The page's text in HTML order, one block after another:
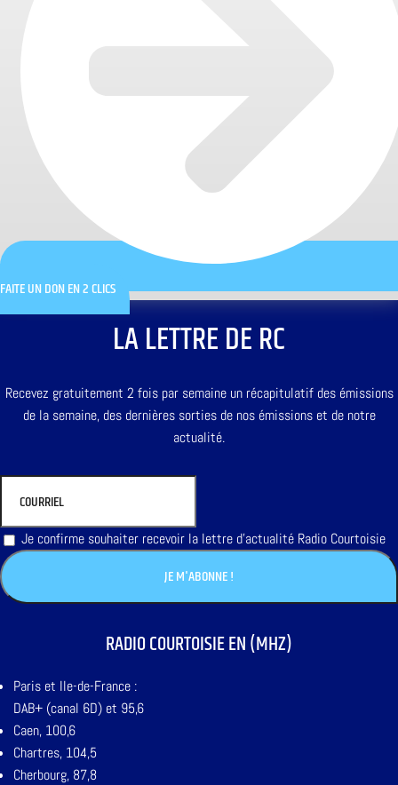
FAITE UN DON EN 2 CLICS
LA LETTRE DE RC
Recevez gratuitement 2 fois par semaine un récapitulatif des émissions
de la semaine, des dernières sorties de nos émissions et de notre
actualité.
Je confirme souhaiter recevoir la lettre d'actualité Radio Courtoisie
RADIO COURTOISIE EN (MHZ)
Paris et Ile-de-France :
DAB+ (canal 6D) et 95,6
Caen, 100,6
Chartres, 104,5
Cherbourg, 87,8